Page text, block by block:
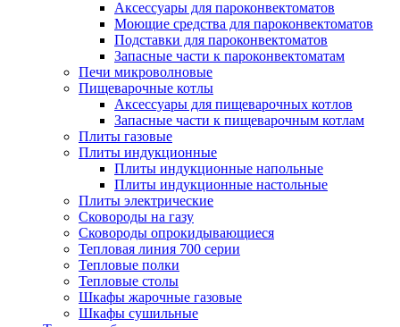
Аксессуары для пароконвектоматов
Моющие средства для пароконвектоматов
Подставки для пароконвектоматов
Запасные части к пароконвектоматам
Печи микроволновые
Пищеварочные котлы
Аксессуары для пищеварочных котлов
Запасные части к пищеварочным котлам
Плиты газовые
Плиты индукционные
Плиты индукционные напольные
Плиты индукционные настольные
Плиты электрические
Сковороды на газу
Сковороды опрокидывающиеся
Тепловая линия 700 серии
Тепловые полки
Тепловые столы
Шкафы жарочные газовые
Шкафы сушильные